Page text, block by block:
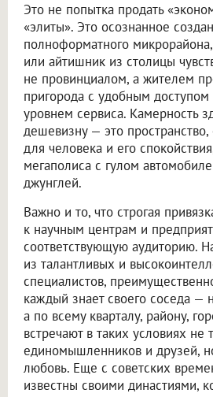
Это не попытка продать
«элиты». Это осознанное
полноформатного
или айтишник из столицы
не провинциалом, а жителем
пригорода с удобным
уровнем сервиса. Камерность
дешевизну — это пространство,
для человека и его
мегаполиса с гулом
джунглей.
Важно и то, что строгая
к научным центрам и
соответствующую аудиторию.
из талантливых и
специалистов,
каждый знает своего соседа —
а по всему кварталу, району,
встречают в таких условиях не
единомышленников и друзей,
любовь. Еще с советских
известны своими династиями,